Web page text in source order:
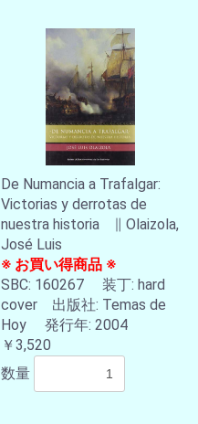
De Numancia a Trafalgar:
Victorias y derrotas de
nuestra historia ∥ Olaizola,
José Luis
※ お買い得商品 ※
SBC: 160267 装丁: hard
cover 出版社: Temas de
Hoy 発行年: 2004
￥3,520
数量